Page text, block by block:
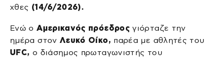
χθες (14/6/2026).
Ενώ οΑμερικανός πρόεδρος γιόρταζε την
ημέρα στον Λευκό Οίκο, παρέα με αθλητές του
UFC, ο διάσημος πρωταγωνιστής του